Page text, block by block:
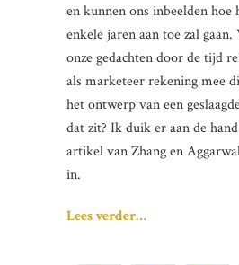
en kunnen ons inbeelden hoe
enkele jaren aan toe zal
onze gedachten door de tijd
als marketeer rekening mee
het ontwerp van een
dat zit? Ik duik er aan de
artikel van Zhang en
in.
Lees verder…